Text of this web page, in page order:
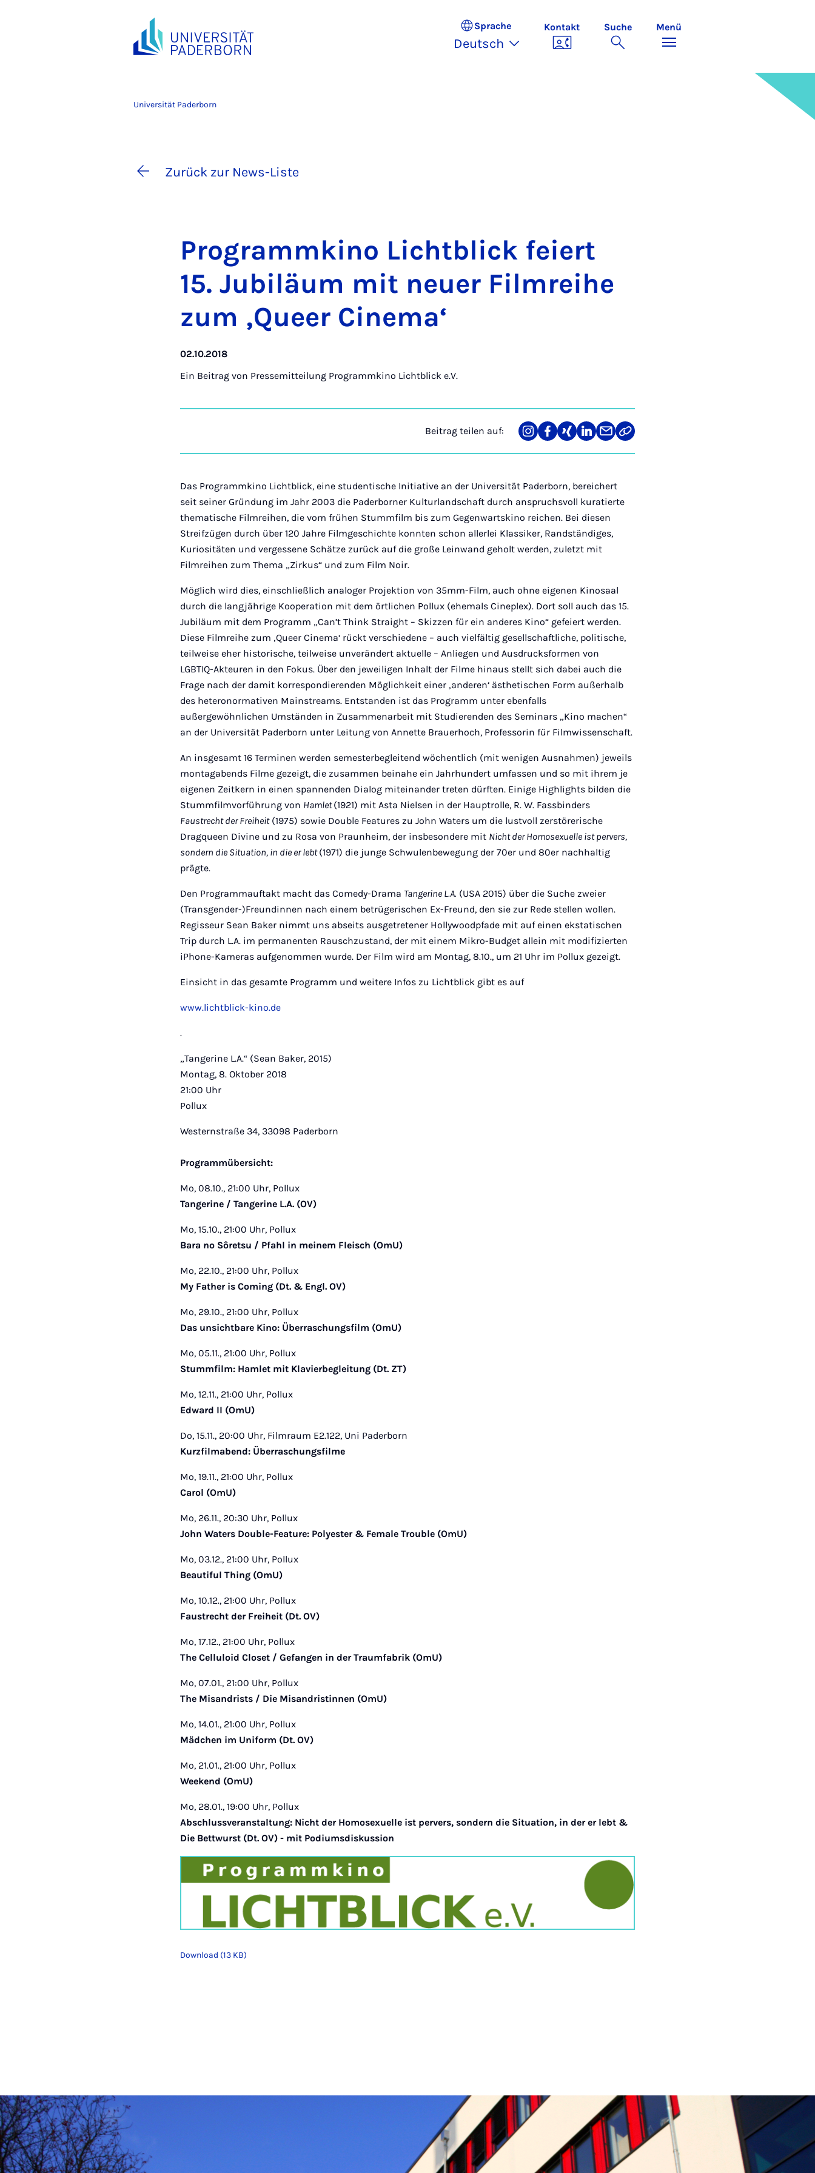
Sprache
Deutsch
Kontakt Suche Menü
Universität Paderborn
Zurück zur News-Liste
Pro­gramm­ki­no Licht­blick fei­ert
15. Ju­bi­lä­um mit neu­er Film­rei­he
zum ‚Queer Ci­ne­ma‘
02.10.2018
Ein Beitrag von Pressemitteilung ­­Programmkino Lichtblick e.V.
Beitrag teilen auf:
Teilen
auf
Teilen
auf
Teilen
auf
Teilen
auf
Teilen
über
Mail
Link
kopieren
Das Programmkino Lichtblick, eine studentische Initiative an der Universität Paderborn, bereichert
seit seiner Gründung im Jahr 2003 die Paderborner Kulturlandschaft durch anspruchsvoll kuratierte
thematische Filmreihen, die vom frühen Stummfilm bis zum Gegenwartskino reichen. Bei diesen
Streifzügen durch über 120 Jahre Filmgeschichte konnten schon allerlei Klassiker, Randständiges,
Kuriositäten und vergessene Schätze zurück auf die große Leinwand geholt werden, zuletzt mit
Filmreihen zum Thema „Zirkus“ und zum Film Noir.
Möglich wird dies, einschließlich analoger Projektion von 35mm-Film, auch ohne eigenen Kinosaal
durch die langjährige Kooperation mit dem örtlichen Pollux (ehemals Cineplex). Dort soll auch das 15.
Jubiläum mit dem Programm „Can’t Think Straight – Skizzen für ein anderes Kino“ gefeiert werden.
Diese Filmreihe zum ‚Queer Cinema‘ rückt verschiedene – auch vielfältig gesellschaftliche, politische,
teilweise eher historische, teilweise unverändert aktuelle – Anliegen und Ausdrucksformen von
LGBTIQ-Akteuren in den Fokus. Über den jeweiligen Inhalt der Filme hinaus stellt sich dabei auch die
Frage nach der damit korrespondierenden Möglichkeit einer ‚anderen‘ ästhetischen Form außerhalb
des heteronormativen Mainstreams. Entstanden ist das Programm unter ebenfalls
außergewöhnlichen Umständen in Zusammenarbeit mit Studierenden des Seminars „Kino machen“
an der Universität Paderborn unter Leitung von Annette Brauerhoch, Professorin für Filmwissenschaft.
An insgesamt 16 Terminen werden semesterbegleitend wöchentlich (mit wenigen Ausnahmen) jeweils
montagabends Filme gezeigt, die zusammen beinahe ein Jahrhundert umfassen und so mit ihrem je
eigenen Zeitkern in einen spannenden Dialog miteinander treten dürften. Einige Highlights bilden die
Stummfilmvorführung von Hamlet(1921) mit Asta Nielsen in der Hauptrolle, R. W. Fassbinders
Faustrecht der Freiheit(1975) sowie Double Features zu John Waters um die lustvoll zerstörerische
Dragqueen Divine und zu Rosa von Praunheim, der insbesondere mit Nicht der Homosexuelle ist pervers,
sondern die Situation, in die er lebt(1971) die junge Schwulenbewegung der 70er und 80er nachhaltig
prägte.
Den Programmauftakt macht das Comedy-Drama Tangerine L.A. (USA 2015) über die Suche zweier
(Transgender-)Freundinnen nach einem betrügerischen Ex-Freund, den sie zur Rede stellen wollen.
Regisseur Sean Baker nimmt uns abseits ausgetretener Hollywoodpfade mit auf einen ekstatischen
Trip durch L.A. im permanenten Rauschzustand, der mit einem Mikro-Budget allein mit modifizierten
iPhone-Kameras aufgenommen wurde. Der Film wird am Montag, 8.10., um 21 Uhr im Pollux gezeigt.
Einsicht in das gesamte Programm und weitere Infos zu Lichtblick gibt es auf
www.lichtblick-kino.de
.
„Tangerine L.A.“ (Sean Baker, 2015)
Montag, 8. Oktober 2018
21:00 Uhr
Pollux
Westernstraße 34, 33098 Paderborn
Programmübersicht:
Mo, 08.10., 21:00 Uhr, Pollux
Tangerine / Tangerine L.A. (OV)
Mo, 15.10., 21:00 Uhr, Pollux
Bara no Sôretsu / Pfahl in meinem Fleisch (OmU)
Mo, 22.10., 21:00 Uhr, Pollux
My Father is Coming (Dt. & Engl. OV)
Mo, 29.10., 21:00 Uhr, Pollux
Das unsichtbare Kino: Überraschungsfilm (OmU)
Mo, 05.11., 21:00 Uhr, Pollux
Stummfilm: Hamlet mit Klavierbegleitung (Dt. ZT)
Mo, 12.11., 21:00 Uhr, Pollux
Edward II (OmU)
Do, 15.11., 20:00 Uhr, Filmraum E2.122, Uni Paderborn
Kurzfilmabend: Überraschungsfilme
Mo, 19.11., 21:00 Uhr, Pollux
Carol (OmU)
Mo, 26.11., 20:30 Uhr, Pollux
John Waters Double-Feature: Polyester & Female Trouble (OmU)
Mo, 03.12., 21:00 Uhr, Pollux
Beautiful Thing (OmU)
Mo, 10.12., 21:00 Uhr, Pollux
Faustrecht der Freiheit (Dt. OV)
Mo, 17.12., 21:00 Uhr, Pollux
The Celluloid Closet / Gefangen in der Traumfabrik (OmU)
Mo, 07.01., 21:00 Uhr, Pollux
The Misandrists / Die Misandristinnen (OmU)
Mo, 14.01., 21:00 Uhr, Pollux
Mädchen im Uniform (Dt.OV)
Mo, 21.01., 21:00 Uhr, Pollux
Weekend (OmU)
Mo, 28.01., 19:00 Uhr, Pollux
Abschlussveranstaltung: Nicht der Homosexuelle ist pervers, sondern die Situation, in der er lebt &
Die Bettwurst (Dt. OV) - mit Podiumsdiskussion
Download (13 KB)